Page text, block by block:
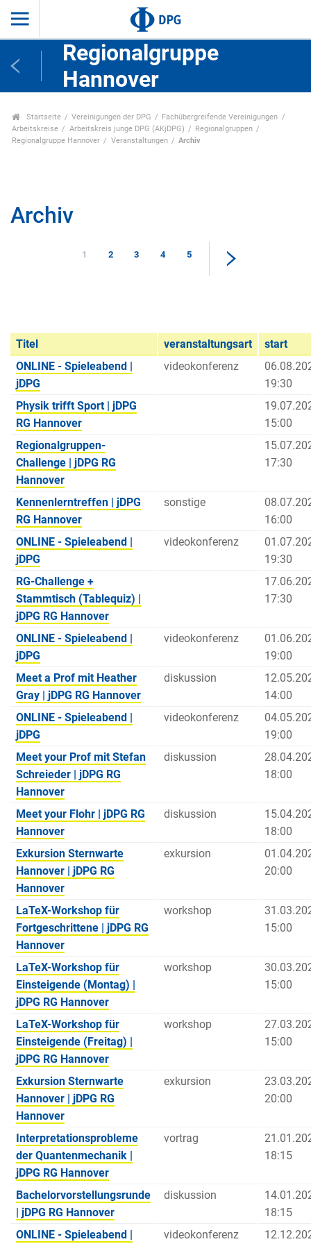
Regionalgruppe
Hannover
Startseite Vereinigungen der DPG
Fachübergreifende Vereinigungen
Arbeitskreise
Arbeitskreis junge DPG (AKjDPG)
Regionalgruppen
Regionalgruppe Hannover
Veranstaltungen Archiv
Archiv
1 2 3 4 5
Titel veranstaltungsart
start
ONLINE - Spieleabend |
jDPG
videokonferenz
19:30
Physik trifft Sport | jDPG
RG Hannover
15:00
Regionalgruppen-
Challenge | jDPG RG
Hannover
17:30
Kennenlerntreffen | jDPG
RG Hannover
sonstige
16:00
ONLINE - Spieleabend |
jDPG
videokonferenz
19:30
RG-Challenge +
Stammtisch (Tablequiz) |
jDPG RG Hannover
17:30
ONLINE - Spieleabend |
jDPG
videokonferenz
19:00
Meet a Prof mit Heather
Gray | jDPG RG Hannover
diskussion
14:00
ONLINE - Spieleabend |
jDPG
videokonferenz
19:00
Meet your Prof mit Stefan
Schreieder | jDPG RG
Hannover
diskussion
18:00
Meet your Flohr | jDPG RG
Hannover
diskussion
18:00
Exkursion Sternwarte
Hannover | jDPG RG
Hannover
exkursion
20:00
LaTeX-Workshop für
Fortgeschrittene | jDPG RG
Hannover
workshop
15:00
LaTeX-Workshop für
Einsteigende (Montag) |
jDPG RG Hannover
workshop
15:00
LaTeX-Workshop für
Einsteigende (Freitag) |
jDPG RG Hannover
workshop
15:00
Exkursion Sternwarte
Hannover | jDPG RG
Hannover
exkursion
20:00
Interpretationsprobleme
der Quantenmechanik |
jDPG RG Hannover
vortrag
18:15
Bachelorvorstellungsrunde
| jDPG RG Hannover
diskussion
18:15
ONLINE - Spieleabend |
videokonferenz